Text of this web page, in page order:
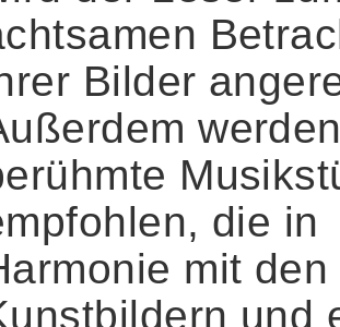
Bilder
die in
mit den
und